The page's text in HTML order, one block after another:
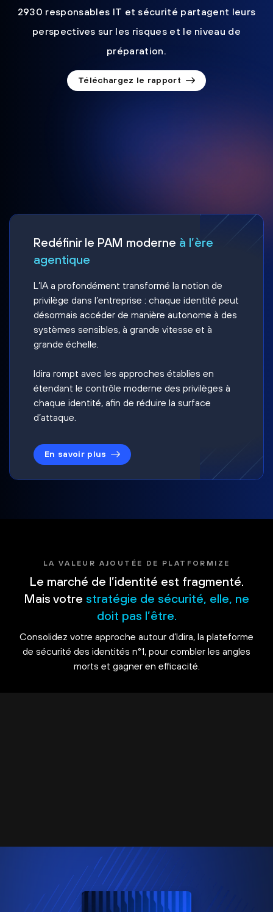
2930 responsables IT et sécurité partagent leurs
perspectives sur les risques et le niveau de
préparation.
Téléchargez le rapport
Redéfinir le PAM moderne à l’ère
agentique
L’IA a profondément transformé la notion de
privilège dans l’entreprise : chaque identité peut
désormais accéder de manière autonome à des
systèmes sensibles, à grande vitesse et à
grande échelle.
Idira rompt avec les approches établies en
étendant le contrôle moderne des privilèges à
chaque identité, afin de réduire la surface
d’attaque.
En savoir plus
LA VALEUR AJOUTÉE DE PLATFORMIZE
Le marché de l’identité est fragmenté.
Mais votre stratégie de sécurité, elle, ne
doit pas l’être.
Consolidez votre approche autour d’Idira, la plateforme
de sécurité des identités n°1, pour combler les angles
morts et gagner en efficacité.